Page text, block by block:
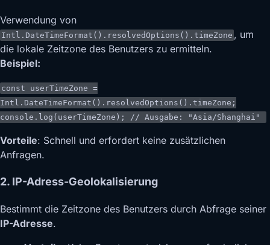
Verwendung von
Intl.DateTimeFormat().resolvedOptions().timeZone , um
die lokale Zeitzone des Benutzers zu ermitteln.
Beispiel:
const userTimeZone =
Intl . DateTimeFormat (). resolvedOptions (). timeZone ;
console . log (userTimeZone); // Ausgabe: "Asia/Shanghai"
Vorteile: Schnell und erfordert keine zusätzlichen
Anfragen.
2. IP-Adress-Geolokalisierung
Bestimmt die Zeitzone des Benutzers durch Abfrage seiner
IP-Adresse.